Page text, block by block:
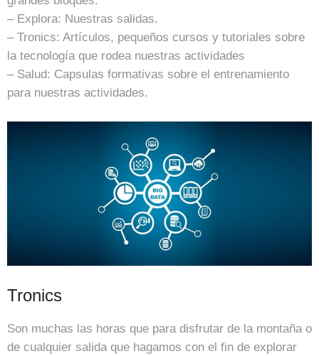
– Explora: Nuestras salidas.
– Tronics: Artículos, pequeños cursos y tutoriales sobre
la tecnología que rodea nuestras actividades
– Salud: Capsulas formativas sobre el entrenamiento
para nuestras actividades.
Tronics
Son muchas las horas que para disfrutar de la montaña o
de cualquier salida que hagamos con el fin de explorar